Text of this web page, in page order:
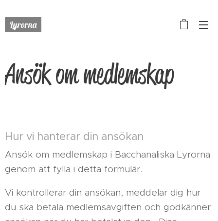
Lyrorna
Ansök om medlemskap
Hur vi hanterar din ansökan
Ansök om medlemskap i Bacchanaliska Lyrorna
genom att fylla i detta formulär.
Vi kontrollerar din ansökan, meddelar dig hur
du ska betala medlemsavgiften och godkänner